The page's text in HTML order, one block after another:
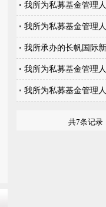
我所为私募基金管理
我所为私募基金管理
我所承办的长帆国际
我所为私募基金管理
我所为私募基金管理
共7条记录